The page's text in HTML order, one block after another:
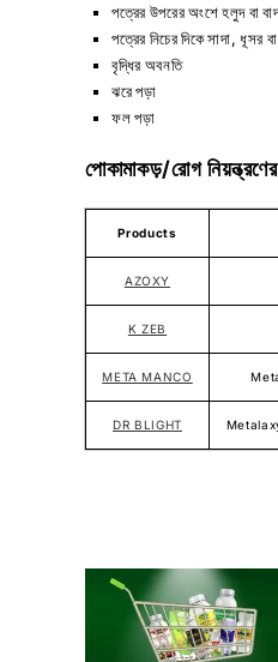
পত্রের উপরের অংশে হলুদ বা
পত্রের নিচের দিকে সাদা, ধূসর
বৃদ্ধির অবনতি
ঝরে পড়া
ফল পড়া
পোকামাকড়/রোগ
Products
AZOXY
K ZEB
META MANCO
DR BLIGHT